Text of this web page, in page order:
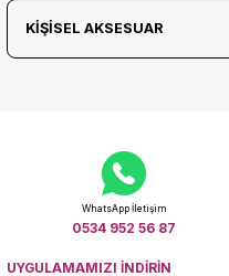
KİŞİSEL AKSESUAR
WhatsApp İletişim
0534 952 56 87
UYGULAMAMIZI İNDİRİN